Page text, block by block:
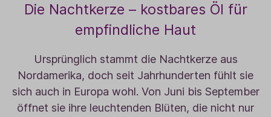
Die Nachtkerze – kostbares Öl für
empfindliche Haut
Ursprünglich stammt die Nachtkerze aus
Nordamerika, doch seit Jahrhunderten fühlt sie
sich auch in Europa wohl. Von Juni bis September
öffnet sie ihre leuchtenden Blüten, die nicht nur